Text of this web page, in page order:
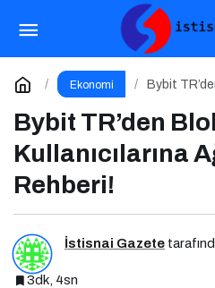
Ekonomi
Bybit
Bybit TR’den
Kullanıcılarına
Rehberi!
İstisnai Gazete
3dk, 4sn
Yıldem Terlik,
Edecek Gaziantepli yerli
fuarında boy gösterecek
Yorum Yap